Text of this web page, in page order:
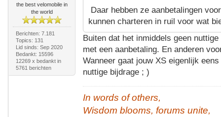
the best velomobile in
the world
Berichten: 7.181
Topics: 131
Lid sinds: Sep 2020
Bedankt: 15596
12269 x bedankt in
5761 berichten
Daar hebben ze aanbetalingen
kunnen charteren in ruil voor wat
Buiten dat het inmiddels geen
met een aanbetaling. En anderen
Wanneer gaat jouw XS eigenlijk
nuttige bijdrage ; )
In words of others,
Wisdom blooms, forums unite,